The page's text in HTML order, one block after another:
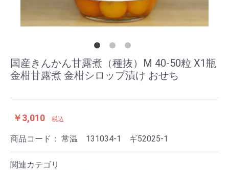
国産きんかん甘露煮（種抜）М 40-50粒 X1瓶
金柑甘露煮 金柑シロップ漬け おせち
￥3,010 税込
商品コード： 常温 131034-1 ギ52025-1
関連カテゴリ